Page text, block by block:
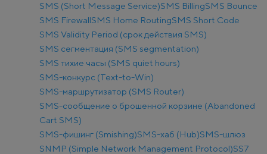
SMS (Short Message Service)SMS BillingSMS Bounce
SMS FirewallSMS Home RoutingSMS Short Code
SMS Validity Period (срок действия SMS)
SMS сегментация (SMS segmentation)
SMS тихие часы (SMS quiet hours)
SMS-конкурс (Text-to-Win)
SMS-маршрутизатор (SMS Router)
SMS-сообщение о брошенной корзине (Abandoned
Cart SMS)
SMS-фишинг (Smishing)SMS-хаб (Hub)SMS-шлюз
SNMP (Simple Network Management Protocol)SS7